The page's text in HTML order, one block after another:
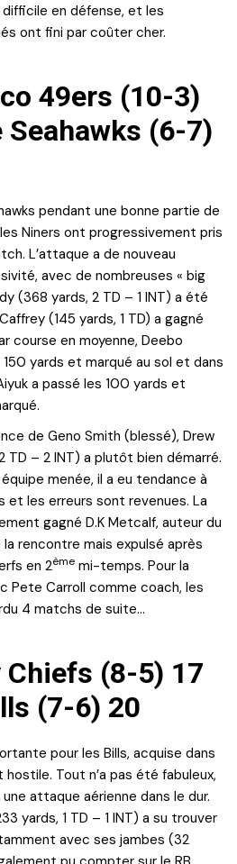
en défense, et les
ont fini par coûter cher.
49ers (10-3)
(6-7)
pendant une bonne partie de
Niners ont progressivement pris
L’attaque a de nouveau
avec de nombreuses « big
(368 yards, 2 TD – 1 INT) a été
(145 yards, 1 TD) a gagné
course en moyenne, Deebo
yards et marqué au sol et dans
a passé les 100 yards et
de Geno Smith (blessé), Drew
TD – 2 INT) a plutôt bien démarré.
menée, il a eu tendance à
et les erreurs sont revenues. La
gagné D.K Metcalf, auteur du
rencontre mais expulsé après
en 2ème mi-temps. Pour la
Pete Carroll comme coach, les
4 matchs de suite…
Chiefs (8-5) 17
(7-6) 20
pour les Bills, acquise dans
Tout n’a pas été fabuleux,
attaque aérienne dans le dur.
yards, 1 TD – 1 INT) a su trouver
avec ses jambes (32